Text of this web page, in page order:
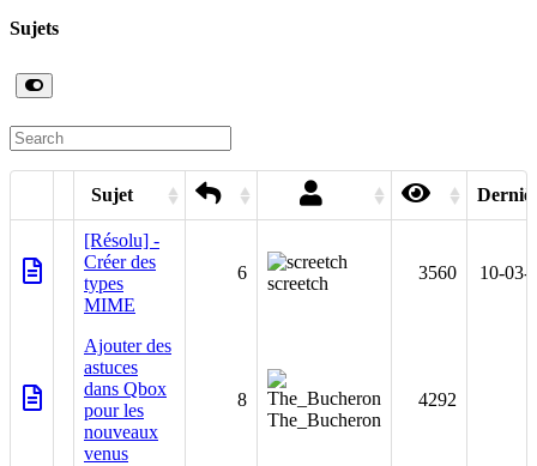
Sujets
Sujet
[Résolu] -
Créer des
types
MIME
6
screetch
3560 10-03-
Ajouter des
astuces
dans Qbox
pour les
nouveaux
venus
8
The_Bucheron
4292